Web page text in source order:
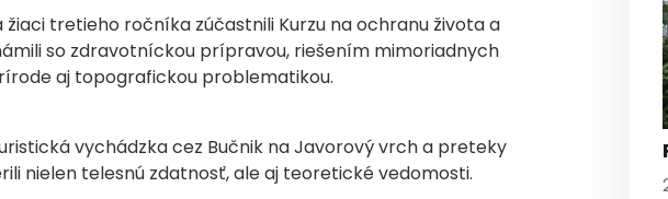
žiaci tretieho ročníka zúčastnili Kurzu na ochranu života a
so zdravotníckou prípravou, riešením mimoriadnych
aj topografickou problematikou.
vychádzka cez Bučnik na Javorový vrch a preteky
nielen telesnú zdatnosť, ale aj teoretické vedomosti.